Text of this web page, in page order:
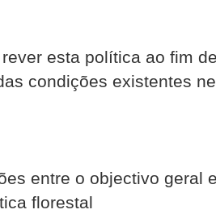
esta política ao fim
condições existentes
entre o objectivo geral
florestal